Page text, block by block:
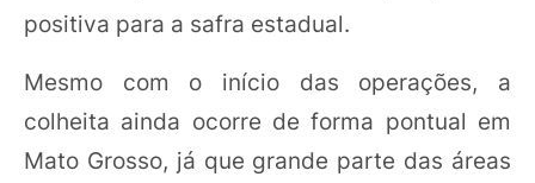
positiva para a safra estadual.
Mesmo com o início das operações, a
colheita ainda ocorre de forma pontual em
Mato Grosso, já que grande parte das áreas